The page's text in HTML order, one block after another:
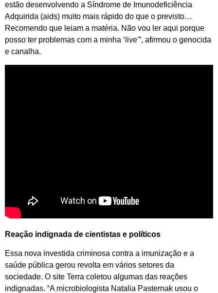
estão desenvolvendo a Síndrome de Imunodeficiência
Adquirida (aids) muito mais rápido do que o previsto…
Recomendo que leiam a matéria. Não vou ler aqui porque
posso ter problemas com a minha ‘live'”, afirmou o genocida
e canalha.
Reação indignada de cientistas e políticos
Essa nova investida criminosa contra a imunização e a
saúde pública gerou revolta em vários setores da
sociedade. O site Terra coletou algumas das reações
indignadas. “A microbiologista Natalia Pasternak usou o